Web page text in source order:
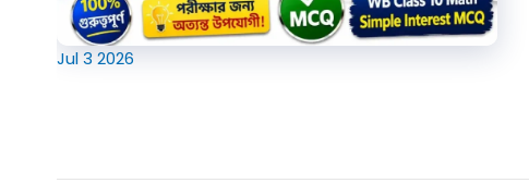
Jul3 2026